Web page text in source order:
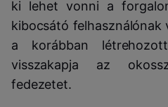
ki lehet vonni a
kibocsátó felhasználónak
a korábban
visszakapja az
fedezetet.